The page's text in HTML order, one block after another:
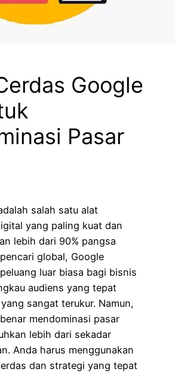
Google
Pasar
salah satu alat
yang paling kuat dan
lebih dari 90% pangsa
global, Google
luar biasa bagi bisnis
audiens yang tepat
sangat terukur. Namun,
mendominasi pasar
lebih dari sekadar
Anda harus menggunakan
dan strategi yang tepat